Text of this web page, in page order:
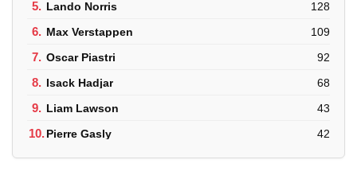
5. Lando Norris 128
6. Max Verstappen 109
7. Oscar Piastri 92
8. Isack Hadjar 68
9. Liam Lawson 43
10.Pierre Gasly 42